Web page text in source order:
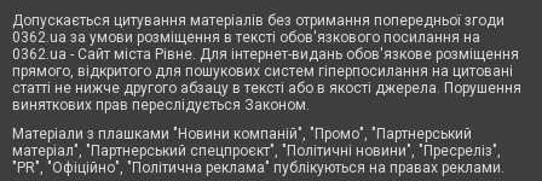
Допускається цитування матеріалів без отримання попередньої згоди
0362.ua за умови розміщення в тексті обов'язкового посилання на
0362.ua - Сайт міста Рівне. Для інтернет-видань обов'язкове розміщення
прямого, відкритого для пошукових систем гіперпосилання на цитовані
статті не нижче другого абзацу в тексті або в якості джерела. Порушення
виняткових прав переслідується Законом.
Матеріали з плашками "Новини компаній", "Промо", "Партнерський
матеріал", "Партнерський спецпроєкт", "Політичні новини", "Пресреліз",
"PR", "Офіційно", "Політична реклама" публікуються на правах реклами.